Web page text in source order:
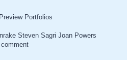
Portfolios
Steven Sagri Joan Powers